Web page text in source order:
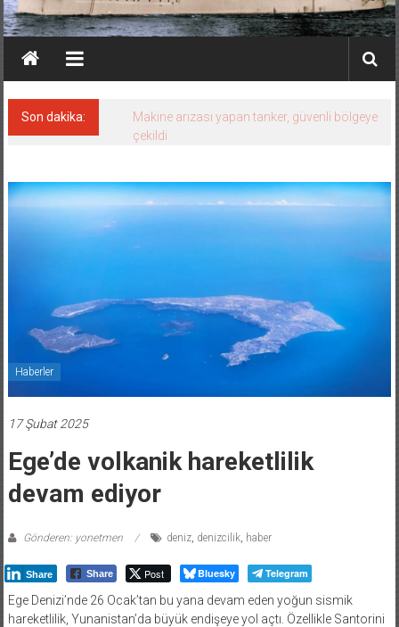
Son dakika:
Makine arızası yapan tanker, güvenli bölgeye
çekildi
Haberler
17 Şubat 2025
Ege’de volkanik hareketlilik
devam ediyor
Gönderen: yonetmen deniz, denizcilik, haber
Share Share Post Bluesky Telegram
Ege Denizi’nde 26 Ocak’tan bu yana devam eden yoğun sismik
hareketlilik, Yunanistan’da büyük endişeye yol açtı. Özellikle Santorini